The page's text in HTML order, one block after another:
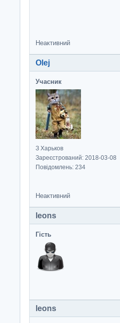
Неактивний
Olej
Учасник
З Харьков
Зареєстрований: 2018-03-08
Повідомлень: 234
Неактивний
leons
Гість
leons